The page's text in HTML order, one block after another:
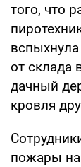
того, что
вспыхнула
от склада
дачный
кровля
пожары на